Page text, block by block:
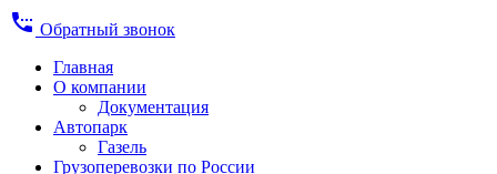
settings_phone Обратный звонок
Главная
О компании
Документация
Автопарк
Газель
Грузоперевозки по России